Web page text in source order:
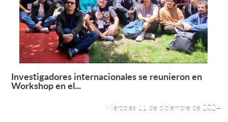
Leer más +
Investigadores internacionales se reunieron en
Workshop en el...
Miércoles 11 de diciembre de 2024